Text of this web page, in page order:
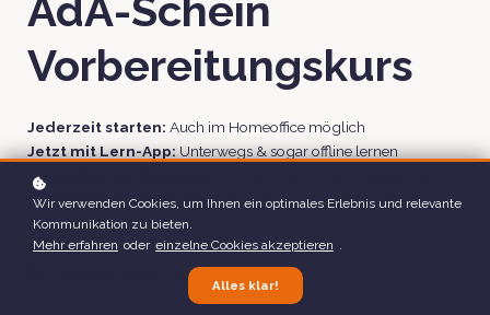
AdA-Schein
Vorbereitungskurs
Jederzeit starten: Auch im Homeoffice möglich
Jetzt mit Lern-App:Unterwegs & sogar offline lernen
Geprüftes Lernkonzept:
Ihr kompetenter Partner:TOP Fernschule seit 2018
Dauer:ca. 5 Tage
: Daniel Graf
Wir verwenden Cookies, um Ihnen ein optimales Erlebnis und relevante
Kommunikation zu bieten.
Mehr erfahren oder einzelne Cookies akzeptieren .
Alles klar!